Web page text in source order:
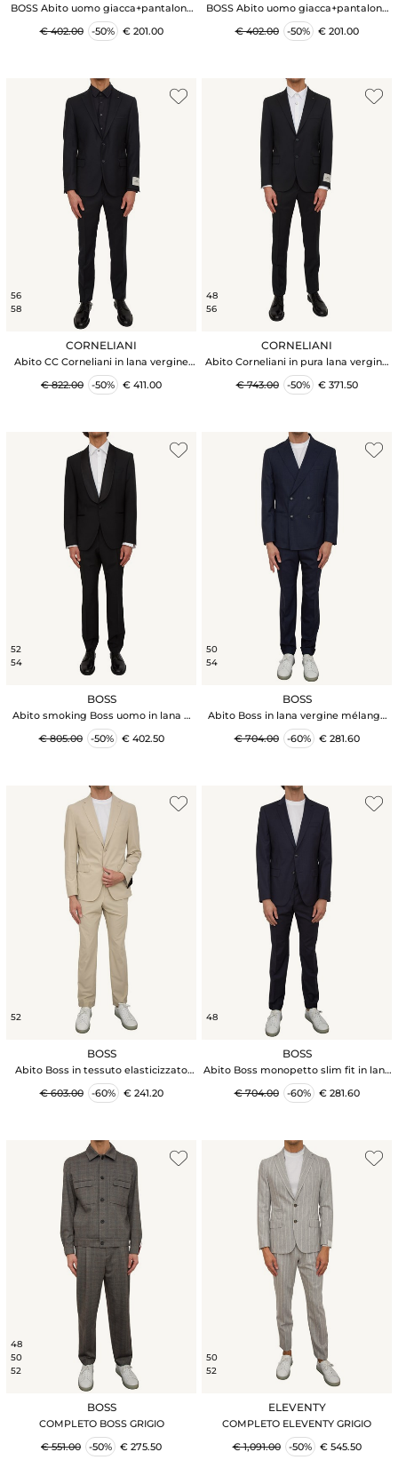
BOSS Abito uomo giacca+pantalone
"Arti" Hugo fresco lana verde
€ 402.00
-50% € 201.00
BOSS Abito uomo giacca+pantalone
"Arti" Hugo fresco lana taupe
€ 402.00
-50% € 201.00
56
58
CORNELIANI
Abito CC Corneliani in lana vergine
blu
€ 822.00
-50% € 411.00
48
56
CORNELIANI
Abito Corneliani in pura lana vergine
blu
€ 743.00
-50% € 371.50
52
54
BOSS
Abito smoking Boss uomo in lana e
mohair nero con inserti in seta
€ 805.00
-50% € 402.50
50
54
BOSS
Abito Boss in lana vergine mélange
blu con elasticità naturale
€ 704.00
-60% € 281.60
52
BOSS
Abito Boss in tessuto elasticizzato
beige
€ 603.00
-60% € 241.20
48
BOSS
Abito Boss monopetto slim fit in lana
vergine blu
€ 704.00
-60% € 281.60
48
50
52
BOSS
COMPLETO BOSS GRIGIO
€ 551.00
-50% € 275.50
50
52
ELEVENTY
COMPLETO ELEVENTY GRIGIO
€ 1,091.00
-50% € 545.50